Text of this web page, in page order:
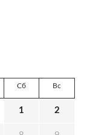
Сб Вс
1 2